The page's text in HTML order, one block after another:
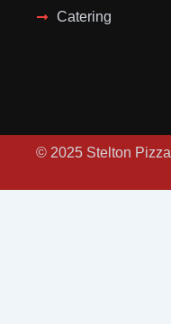
Catering
© 2025 Stelton Pizza